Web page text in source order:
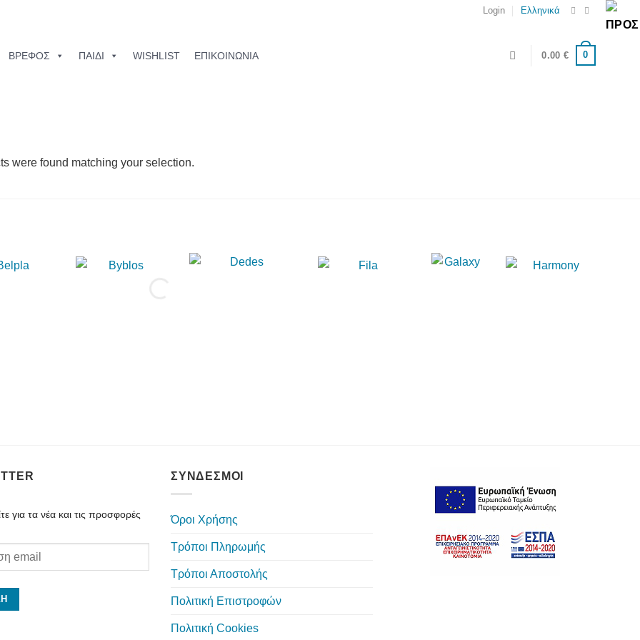
Login Ελληνικά
ΒΡΕΦΟΣ ΠΑΙΔΙ WISHLIST ΕΠΙΚΟΙΝΩΝΙΑ 0.00 € 0
were found matching your selection.
για τα νέα και τις προσφορές
ΣΥΝΔΕΣΜΟΙ
Όροι Χρήσης
Τρόποι Πληρωμής
Τρόποι Αποστολής
Πολιτική Επιστροφών
Πολιτική Cookies